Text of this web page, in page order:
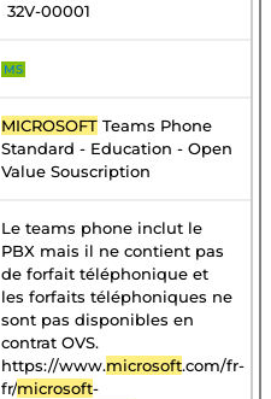
32V-00001
MS
MICROSOFT Teams Phone
Standard - Education - Open
Value Souscription
Le teams phone inclut le
PBX mais il ne contient pas
de forfait téléphonique et
les forfaits téléphoniques ne
sont pas disponibles en
contrat OVS.
https://www.microsoft.com/fr-
fr/microsoft-